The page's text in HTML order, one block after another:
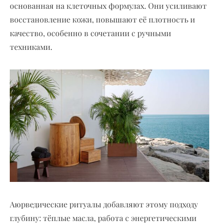
основанная на клеточных формулах. Они усиливают
восстановление кожи, повышают её плотность и
качество, особенно в сочетании с ручными
техниками.
Аюрведические ритуалы добавляют этому подходу
глубину: тёплые масла, работа с энергетическими